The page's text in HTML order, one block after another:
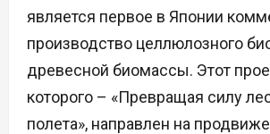
является первое в Японии
производство целлюлозного
древесной биомассы. Этот
которого – «Превращая силу
полета», направлен на